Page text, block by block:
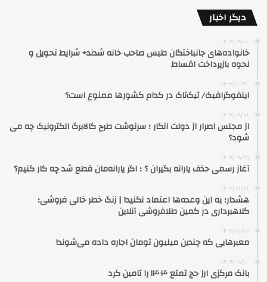
دیگر اخبار
۱۴۰۳/۰۹/۱۰
خانواده‌های جانباختگان طبس صاحب خانه شدند+ شرایط تحویل و
نحوه بازپرداخت اقساط
۱۴۰۲/۱۰/۳۰
اینفوگرافیک/ تیک‌تاک در کدام کشورها ممنوع است؟
۱۴۰۳/۰۹/۱۱
از مجلس اصرار از دولت انکار ؛ سرنوشت طرح کالابرگ الکترونیک چه می
شود؟
۱۴۰۳/۰۹/۲۹
آغاز رسمی حذف یارانه بگیران ؟ ؛ اگر یارانه‌مان قطع شد چه کار کنیم؟
۱۴۰۲/۱۱/۱۱
هشدار؛ به این وعده‌ها اعتماد نکنید! | زنگ خطر خالی فروشی؛
کلاهبرداری در کمین طلافروشی آنلاین
۱۴۰۲/۱۱/۱۲
معبرهایی که چندین میلیون تومان اجاره داده می‌شوند!
۱۴۰۳/۰۹/۱۰
بانک مرکزی ارز حج تمتع ۱۴۰۴ را تامین کرد